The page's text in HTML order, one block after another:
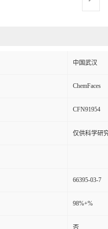
中国武汉
ChemFaces
CFN91954
仅供科学研
66395-03-7
98%+%
否